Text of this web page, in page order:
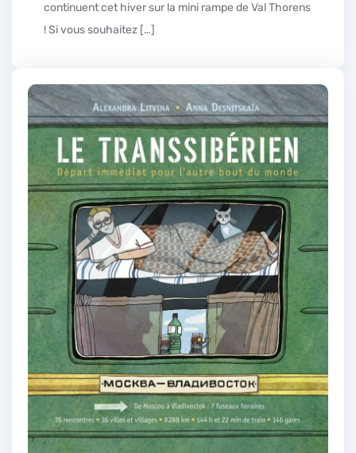
continuent cet hiver sur la mini rampe de Val Thorens
! Si vous souhaitez […]